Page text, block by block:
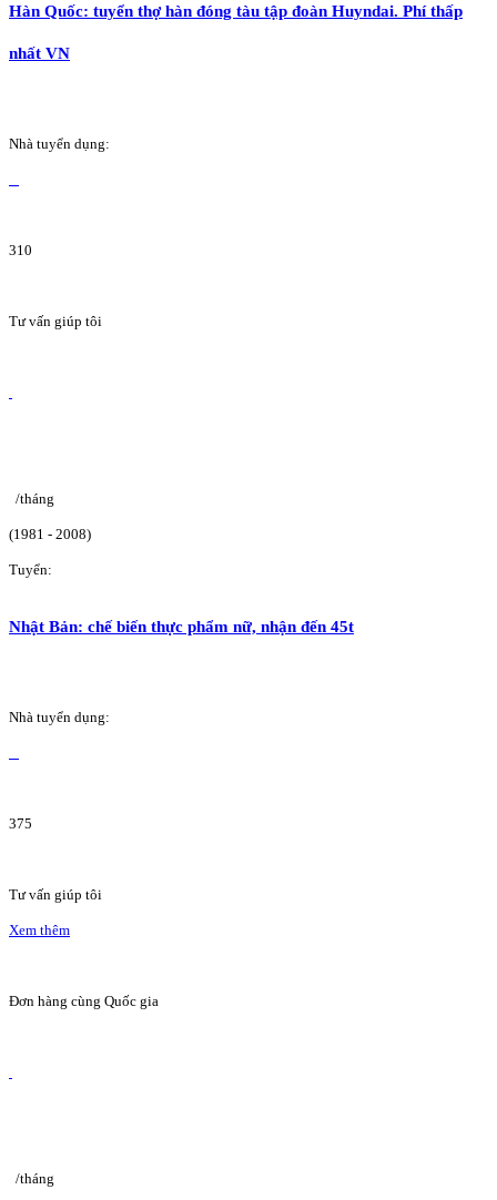
Hàn Quốc: tuyển thợ hàn đóng tàu tập đoàn Huyndai. Phí thấp
nhất VN
Nhà tuyển dụng:
310
Tư vấn giúp tôi
/tháng
(1981 - 2008)
Tuyển:
Nhật Bản: chế biến thực phẩm nữ, nhận đến 45t
Nhà tuyển dụng:
375
Tư vấn giúp tôi
Xem thêm
Đơn hàng cùng Quốc gia
/tháng